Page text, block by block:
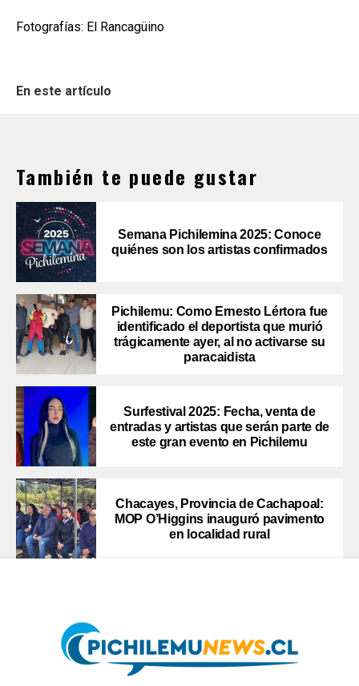
Fotografías: El Rancagüino
En este artículo
También te puede gustar
Semana Pichilemina 2025: Conoce
quiénes son los artistas confirmados
Pichilemu: Como Ernesto Lértora fue
identificado el deportista que murió
trágicamente ayer, al no activarse su
paracaidista
Surfestival 2025: Fecha, venta de
entradas y artistas que serán parte de
este gran evento en Pichilemu
Chacayes, Provincia de Cachapoal:
MOP O’Higgins inauguró pavimento
en localidad rural